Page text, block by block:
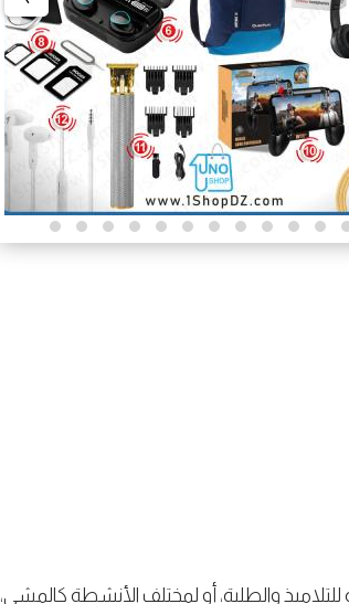
والطلبة، أو لمختلف الأنشطة كالمشي،